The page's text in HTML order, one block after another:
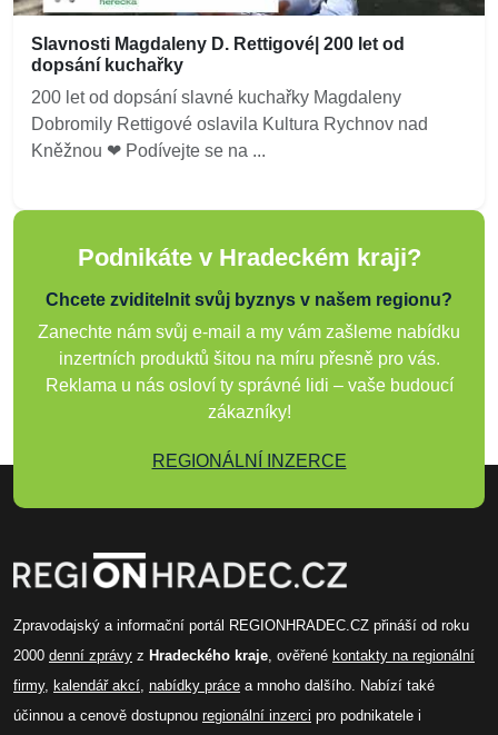
Slavnosti Magdaleny D. Rettigové| 200 let od
dopsání kuchařky
200 let od dopsání slavné kuchařky Magdaleny
Dobromily Rettigové oslavila Kultura Rychnov nad
Kněžnou ❤ Podívejte se na ...
Podnikáte v Hradeckém kraji?
Chcete zviditelnit svůj byznys v našem regionu?
Zanechte nám svůj e-mail a my vám zašleme nabídku
inzertních produktů šitou na míru přesně pro vás.
Reklama u nás osloví ty správné lidi – vaše budoucí
zákazníky!
REGIONÁLNÍ INZERCE
Zpravodajský a informační portál REGIONHRADEC.CZ přináší od roku
2000 denní zprávy z Hradeckého kraje , ověřené kontakty na regionální
firmy, kalendář akcí nabídky práce a mnoho dalšího. Nabízí také
účinnou a cenově dostupnou regionální inzerci pro podnikatele i